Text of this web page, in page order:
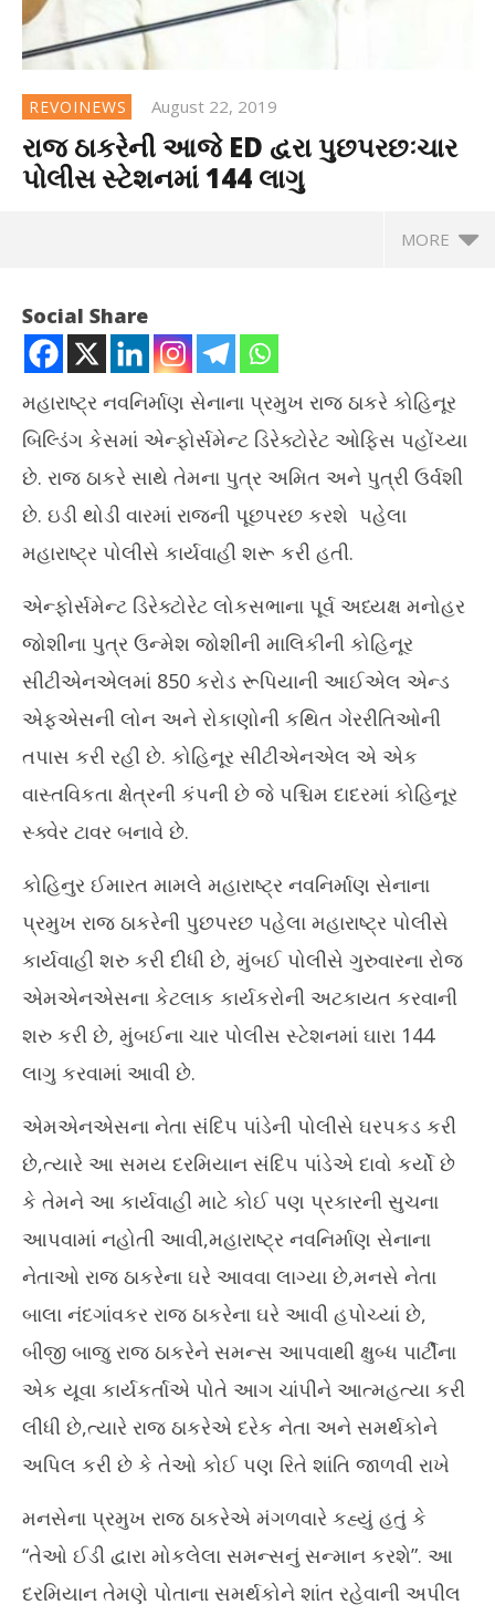
REVOINEWS August 22, 2019
રાજ ઠાકરેની આજે ED દ્વરા પુછપરછઃચાર
પોલીસ સ્ટેશનમાં 144 લાગુ
MORE
NOW VIEWING
રાજ ઠાકરેની આજે ED દ્વરા પુછપરછઃચાર પોલીસ સ્ટેશનમાં 144 લાગુ
August
22,
2019
Social Share
મહારાષ્ટ્ર નવનિર્માણ સેનાના પ્રમુખ રાજ ઠાકરે કોહિનૂર
બિલ્ડિંગ કેસમાં એન્ફોર્સમેન્ટ ડિરેક્ટોરેટ ઓફિસ પહોંચ્યા
છે. રાજ ઠાકરે સાથે તેમના પુત્ર અમિત અને પુત્રી ઉર્વશી
છે. ઇડી થોડી વારમાં રાજની પૂછપરછ કરશે પહેલા
મહારાષ્ટ્ર પોલીસે કાર્યવાહી શરૂ કરી હતી.
એન્ફોર્સમેન્ટ ડિરેક્ટોરેટ લોકસભાના પૂર્વ અધ્યક્ષ મનોહર
જોશીના પુત્ર ઉન્મેશ જોશીની માલિકીની કોહિનૂર
સીટીએનએલમાં 850 કરોડ રૂપિયાની આઈએલ એન્ડ
એફએસની લોન અને રોકાણોની કથિત ગેરરીતિઓની
તપાસ કરી રહી છે. કોહિનૂર સીટીએનએલ એ એક
વાસ્તવિકતા ક્ષેત્રની કંપની છે જે પશ્ચિમ દાદરમાં કોહિનૂર
સ્ક્વેર ટાવર બનાવે છે.
કોહિનુર ઈમારત મામલે મહારાષ્ટ્ર નવનિર્માણ સેનાના
પ્રમુખ રાજ ઠાકરેની પુછપરછ પહેલા મહારાષ્ટ્ર પોલીસે
કાર્યવાહી શરુ કરી દીધી છે, મુંબઈ પોલીસે ગુરુવારના રોજ
એમએનએસના કેટલાક કાર્યકરોની અટકાયત કરવાની
શરુ કરી છે, મુંબઈના ચાર પોલીસ સ્ટેશનમાં ઘારા 144
લાગુ કરવામાં આવી છે.
એમએનએસના નેતા સંદિપ પાંડેની પોલીસે ઘરપકડ કરી
છે,ત્યારે આ સમય દરમિયાન સંદિપ પાંડેએ દાવો કર્યો છે
કે તેમને આ કાર્યવાહી માટે કોઈ પણ પ્રકારની સુચના
આપવામાં નહોતી આવી,મહારાષ્ટ્ર નવનિર્માણ સેનાના
નેતાઓ રાજ ઠાકરેના ઘરે આવવા લાગ્યા છે,મનસે નેતા
બાલા નંદગાંવકર રાજ ઠાકરેના ઘરે આવી હપોચ્યાં છે,
બીજી બાજુ રાજ ઠાકરેને સમન્સ આપવાથી ક્ષુબ્ધ પાર્ટીના
એક યૂવા કાર્યકર્તાએ પોતે આગ ચાંપીને આત્મહત્યા કરી
લીધી છે,ત્યારે રાજ ઠાકરેએ દરેક નેતા અને સમર્થકોને
અપિલ કરી છે કે તેઓ કોઈ પણ રિતે શાંતિ જાળવી રાખે
મનસેના પ્રમુખ રાજ ઠાકરેએ મંગળવારે કહ્યું હતું કે
“તેઓ ઈડી દ્વારા મોકલેલા સમન્સનું સન્માન કરશે”. આ
દરમિયાન તેમણે પોતાના સમર્થકોને શાંત રહેવાની અપીલ